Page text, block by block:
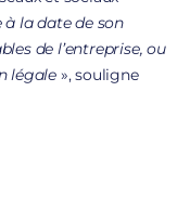
la date de son
de l’entreprise, ou
légale », souligne